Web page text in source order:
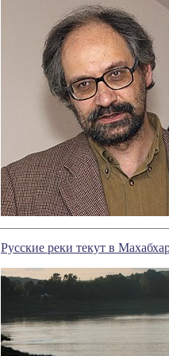
Русские реки текут в